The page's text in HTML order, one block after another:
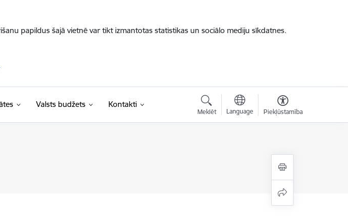
papildus šajā vietnē var tikt izmantotas statistikas un sociālo mediju sīkdatnes.
Valsts budžets Kontakti
Meklēt Language Piekļūstamība